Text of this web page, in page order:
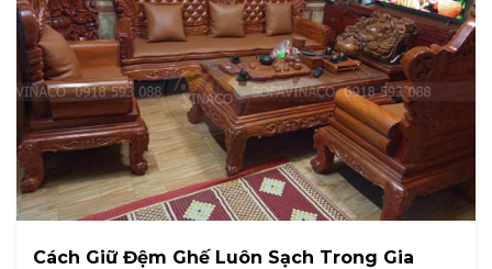
Cách Giữ Đệm Ghế Luôn Sạch Trong Gia